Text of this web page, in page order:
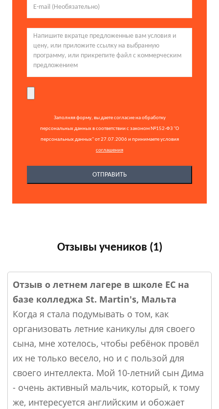
Заполняя форму, вы даете согласие на обработку
персональных данных в соответствии с законом №152-ФЗ "О
персональных данных" от 27.07.2006 и принимаете условия
соглашения
Отзывы учеников (1)
Отзыв о летнем лагере в школе ЕС на
базе колледжа St. Martin's, Мальта
Когда я стала подумывать о том, как
организовать летние каникулы для своего
сына, мне хотелось, чтобы ребёнок провёл
их не только весело, но и с пользой для
своего интеллекта. Мой 10-летний сын Дима
- очень активный мальчик, который, к тому
же, интересуется английским и обожает